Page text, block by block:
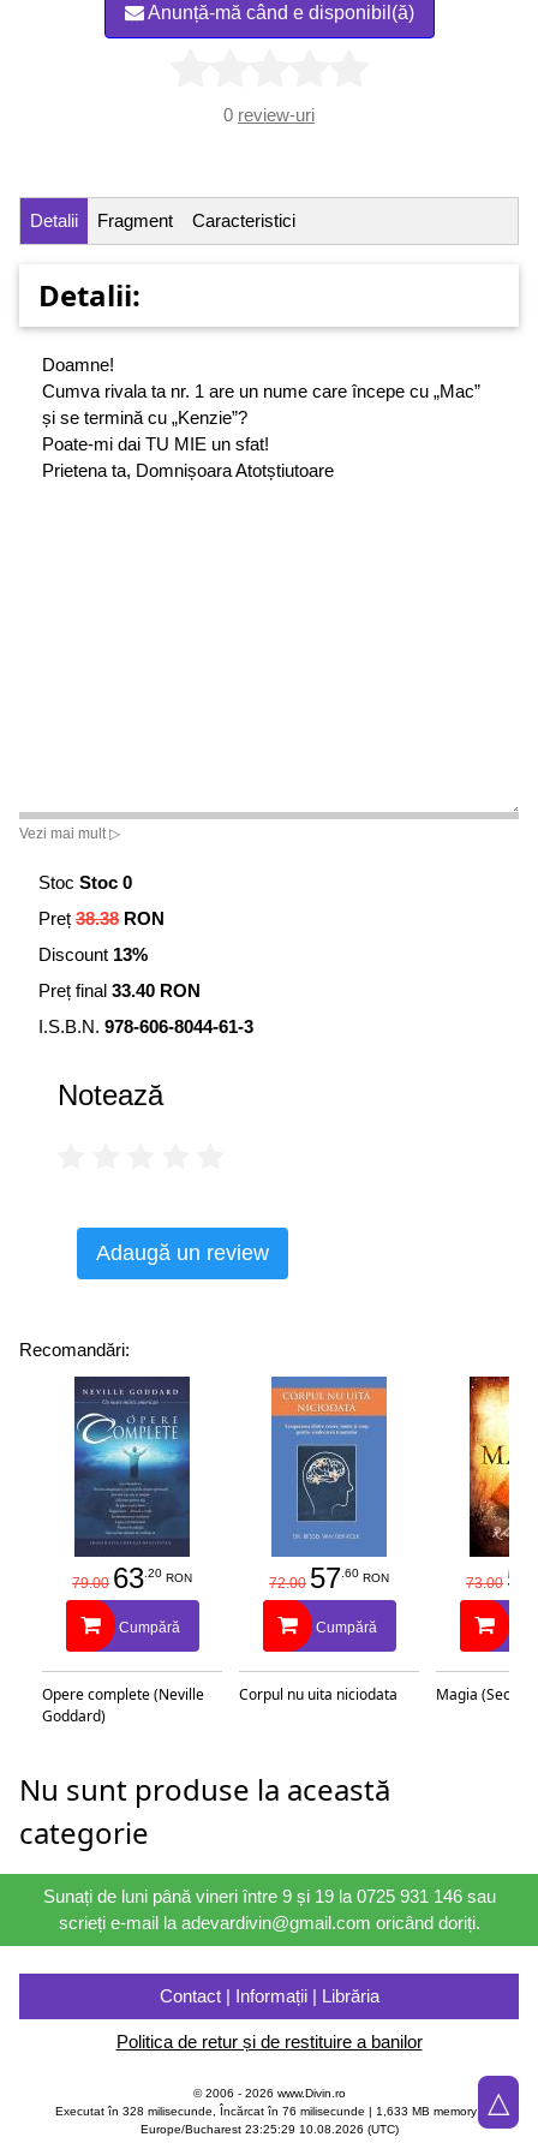
Anunță-mă când e disponibil(ă)
0 review-uri
Detalii Fragment Caracteristici
Detalii:
Doamne!
Cumva rivala ta nr. 1 are un nume care începe cu „Mac”
și se termină cu „Kenzie”?
Poate-mi dai TU MIE un sfat!
Prietena ta, Domnișoara Atotștiutoare
Vezi mai mult ▷
Stoc Stoc 0
Preț 38.38 RON
Discount 13%
Preț final 33.40 RON
I.S.B.N. 978-606-8044-61-3
Notează
Adaugă un review
Recomandări:
79.00 63.20 RON
Cumpără
Opere complete (Neville
Goddard)
72.00 57.60 RON
Cumpără
Corpul nu uita niciodata
73.00 58
Magia
Nu sunt produse la această
categorie
Sunați de luni până vineri între 9 și 19 la 0725 931 146 sau
scrieți e-mail la adevardivin@gmail.com oricând doriți.
Contact | Informații | Librăria
Politica de retur și de restituire a banilor
© 2006 - 2026 www.Divin.ro
Executat în 328 milisecunde, Încărcat în 76 milisecunde | 1,633 MB memory |
Europe/Bucharest 23:25:29 10.08.2026 (UTC)
△